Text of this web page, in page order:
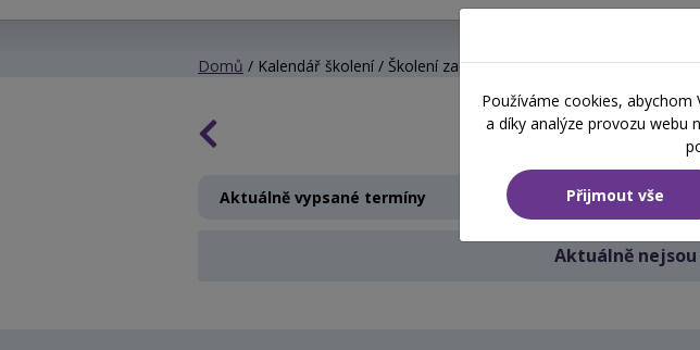
Domů / Kalendář školení / Školení začínající 11. 06. 2026
Školení
Aktuálně vypsané termíny
Aktuálně
Používáme cookies,
a díky analýze provozu webu
Přijmout vše